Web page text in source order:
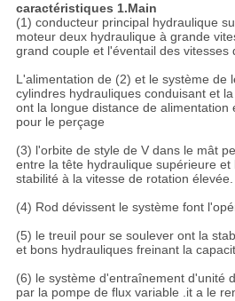
caractéristiques 1.Main
(1) conducteur principal hydraulique
moteur deux hydraulique à grande
grand couple et l'éventail des vitesses
L'alimentation de (2) et le système de
cylindres hydrauliques conduisant et
ont la longue distance de alimentation
pour le perçage
(3) l'orbite de style de V dans le mât
entre la tête hydraulique supérieure
stabilité à la vitesse de rotation élevée.
(4) Rod dévissent le système font
(5) le treuil pour se soulever ont la
et bons hydrauliques freinant la
(6) le système d'entraînement d'unité
par la pompe de flux variable .it a le